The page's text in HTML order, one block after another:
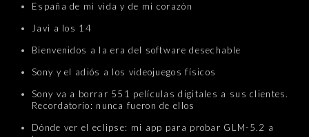
España de mi vida y de mi corazón
Javi a los 14
Bienvenidos a la era del software desechable
Sony y el adiós a los videojuegos físicos
Sony va a borrar 551 películas digitales a sus clientes.
Recordatorio: nunca fueron de ellos
Dónde ver el eclipse: mi app para probar GLM-5.2 a